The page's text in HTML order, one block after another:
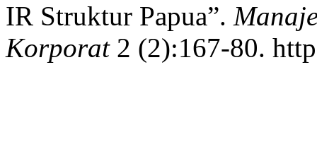
IR Struktur Papua”.
Korporat2 (2):167-80.